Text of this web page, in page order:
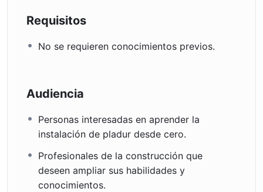
Requisitos
No se requieren conocimientos previos.
Audiencia
Personas interesadas en aprender la
instalación de pladur desde cero.
Profesionales de la construcción que
deseen ampliar sus habilidades y
conocimientos.